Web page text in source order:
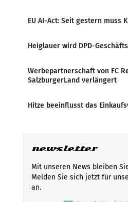
EU AI-Act: Seit gestern muss
Heiglauer wird DPD-
Werbepartnerschaft von FC
SalzburgerLand verlängert
Hitze beeinflusst das
newsletter
Mit unseren News bleiben
Melden Sie sich jetzt für
an.